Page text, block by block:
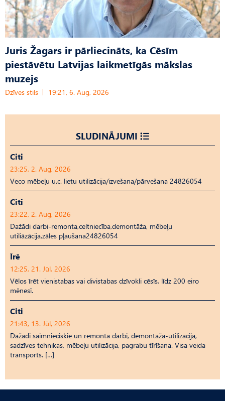
Juris Žagars ir pārliecināts, ka Cēsīm
piestāvētu Latvijas laikmetīgās mākslas
muzejs
Dzīves stils 19:21, 6. Aug, 2026
SLUDINĀJUMI
Citi
23:25, 2. Aug, 2026
Veco mēbeļu u.c. lietu utilizācija/izvešana/pārvešana 24826054
Citi
23:22, 2. Aug, 2026
Dažādi darbi-remonta,celtniecība,demontāža, mēbeļu
utiliāzācija,zāles pļaušana24826054
Īrē
12:25, 21. Jūl, 2026
Vēlos īrēt vienistabas vai divistabas dzīvokli cēsīs, līdz 200 eiro
mēnesī.
Citi
21:43, 13. Jūl, 2026
Dažādi saimnieciskie un remonta darbi, demontāža-utilizācija,
sadzīves tehnikas, mēbeļu utilizācija, pagrabu tīrīšana. Visa veida
transports. […]